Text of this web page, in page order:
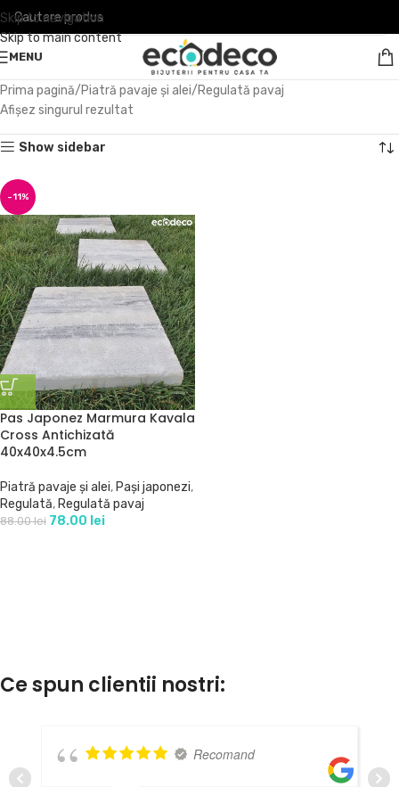
Skip to navigation
Skip to main content
MENU
Prima pagină Piatră pavaje și alei Regulată pavaj
Afișez singurul rezultat
Show sidebar
-11%
Pas Japonez Marmura Kavala
Cross Antichizată
40x40x4.5cm
Piatră pavaje și alei, Pași japonezi,
Regulată, Regulată pavaj
88.00lei 78.00 lei
Ce spun clientii nostri:
Recomand